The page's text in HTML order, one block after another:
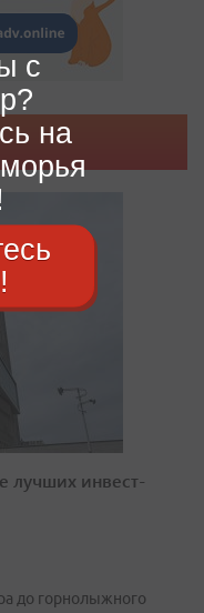
лучших инвест-
до горнолыжного
с
на